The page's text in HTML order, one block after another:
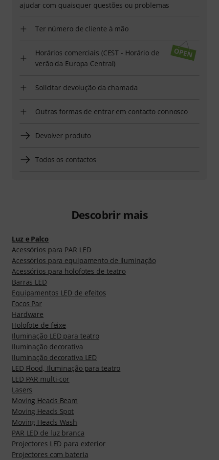
ajudar com quaisquer questões ou problemas
Ter número de cliente à mão
Horários comerciais (CEST - Horário de
verão da Europa Central)
Solicitar devolução da chamada
Outras formas de entrar em contacto connosco
Devolver produto
Todos os contactos
Descobrir mais
Luz e Palco
Acessórios para PAR LED
Acessórios para equipamento de iluminação
Acessórios para holofotes de teatro
Barras LED
Equipamentos LED de efeitos
Focos Par
Hardware
Holofote de feixe
Iluminação LED para teatro
Iluminação decorativa
Iluminação decorativa LED
LED Flood, Iluminação para teatro
LED PAR multi-cor
Lasers
Moving Heads Beam
Moving Heads Spot
Moving Heads Wash
PAR LED de luz branca
Projectores LED para exterior
Projectores com bateria